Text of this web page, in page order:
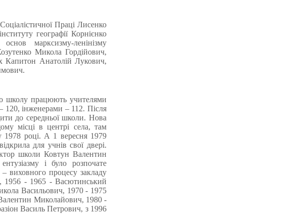
Праці Лисенко
географії Корнієнко
марксизму-ленінізму
Микола Гордійович,
Капитон Анатолій Лукович,
школу працюють учителями
120, інженерами – 112. Після
до середньої школи. Нова
місці в центрі села, там
1978 році. А 1 вересня 1979
для учнів свої двері.
школи Ковтун Валентин
і було розпочате
виховного процесу закладу
1956 - 1965 - Васютинський
Васильович, 1970 - 1975
Миколайович, 1980 -
Василь Петрович, з 1996